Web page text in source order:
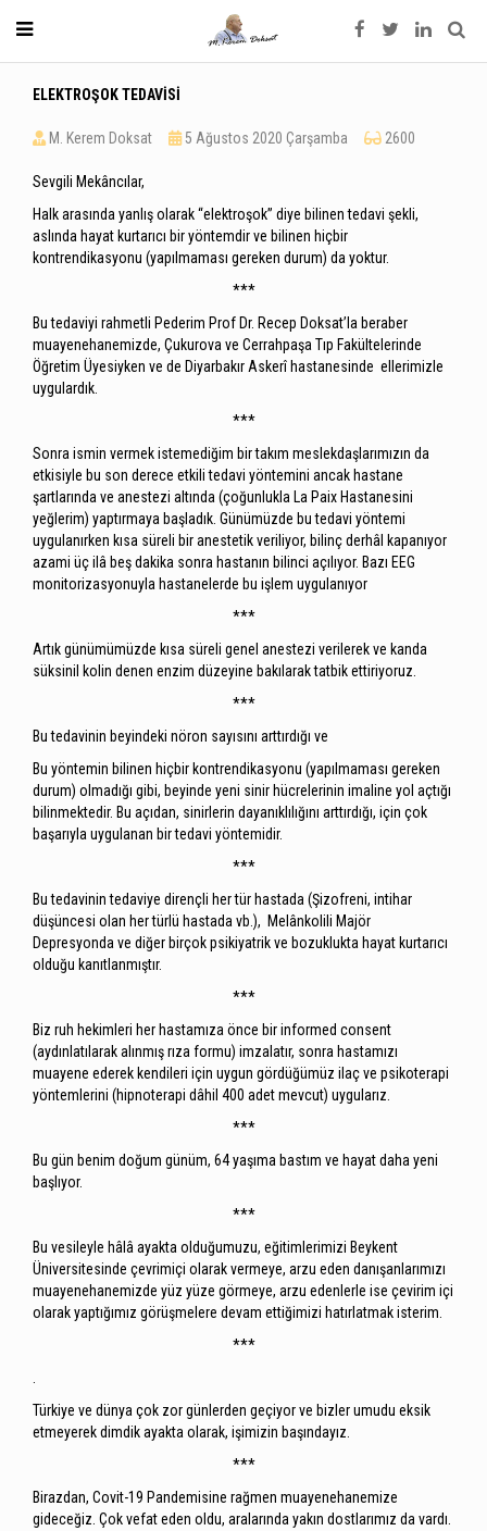
ELEKTROŞOK TEDAVİSİ
M. Kerem Doksat 5 Ağustos 2020 Çarşamba 2600
Sevgili Mekâncılar,
Halk arasında yanlış olarak “elektroşok” diye bilinen tedavi şekli,
aslında hayat kurtarıcı bir yöntemdir ve bilinen hiçbir
kontrendikasyonu (yapılmaması gereken durum) da yoktur.
***
Bu tedaviyi rahmetli Pederim Prof Dr. Recep Doksat’la beraber
muayenehanemizde, Çukurova ve Cerrahpaşa Tıp Fakültelerinde
Öğretim Üyesiyken ve de Diyarbakır Askerî hastanesinde ellerimizle
uygulardık.
***
Sonra ismin vermek istemediğim bir takım meslekdaşlarımızın da
etkisiyle bu son derece etkili tedavi yöntemini ancak hastane
şartlarında ve anestezi altında (çoğunlukla La Paix Hastanesini
yeğlerim) yaptırmaya başladık. Günümüzde bu tedavi yöntemi
uygulanırken kısa süreli bir anestetik veriliyor, bilinç derhâl kapanıyor
azami üç ilâ beş dakika sonra hastanın bilinci açılıyor. Bazı EEG
monitorizasyonuyla hastanelerde bu işlem uygulanıyor
***
Artık günümümüzde kısa süreli genel anestezi verilerek ve kanda
süksinil kolin denen enzim düzeyine bakılarak tatbik ettiriyoruz.
***
Bu tedavinin beyindeki nöron sayısını arttırdığı ve
Bu yöntemin bilinen hiçbir kontrendikasyonu (yapılmaması gereken
durum) olmadığı gibi, beyinde yeni sinir hücrelerinin imaline yol açtığı
bilinmektedir. Bu açıdan, sinirlerin dayanıklılığını arttırdığı, için çok
başarıyla uygulanan bir tedavi yöntemidir.
***
Bu tedavinin tedaviye dirençli her tür hastada (Şizofreni, intihar
düşüncesi olan her türlü hastada vb.), Melânkolili Majör
Depresyonda ve diğer birçok psikiyatrik ve bozuklukta hayat kurtarıcı
olduğu kanıtlanmıştır.
***
Biz ruh hekimleri her hastamıza önce bir informed consent
(aydınlatılarak alınmış rıza formu) imzalatır, sonra hastamızı
muayene ederek kendileri için uygun gördüğümüz ilaç ve psikoterapi
yöntemlerini (hipnoterapi dâhil 400 adet mevcut) uygularız.
***
Bu gün benim doğum günüm, 64 yaşıma bastım ve hayat daha yeni
başlıyor.
***
Bu vesileyle hâlâ ayakta olduğumuzu, eğitimlerimizi Beykent
Üniversitesinde çevrimiçi olarak vermeye, arzu eden danışanlarımızı
muayenehanemizde yüz yüze görmeye, arzu edenlerle ise çevirim içi
olarak yaptığımız görüşmelere devam ettiğimizi hatırlatmak isterim.
***
Türkiye ve dünya çok zor günlerden geçiyor ve bizler umudu eksik
etmeyerek dimdik ayakta olarak, işimizin başındayız.
***
Birazdan, Covit-19 Pandemisine rağmen muayenehanemize
gideceğiz. Çok vefat eden oldu, aralarında yakın dostlarımız da vardı.